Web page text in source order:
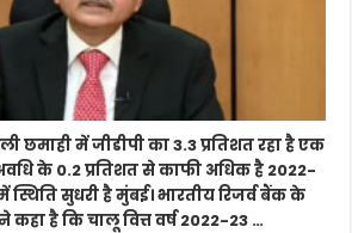
छमाही में जीडीपी का 3.3 प्रतिशत रहा है एक
के 0.2 प्रतिशत से काफी अधिक है 2022-
स्थिति सुधरी है मुंबई। भारतीय रिजर्व बैंक के
कहा है कि चालू वित्त वर्ष 2022-23 …